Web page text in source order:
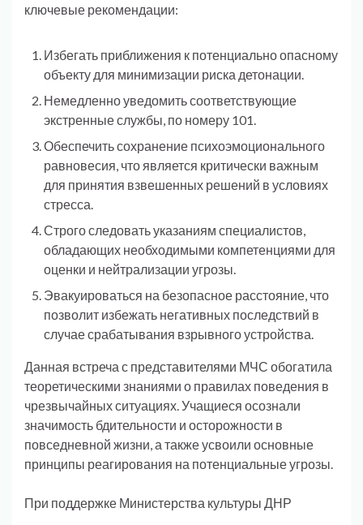
ключевые рекомендации:
Избегать приближения к потенциально опасному
объекту для минимизации риска детонации.
Немедленно уведомить соответствующие
экстренные службы, по номеру 101.
Обеспечить сохранение психоэмоционального
равновесия, что является критически важным
для принятия взвешенных решений в условиях
стресса.
Строго следовать указаниям специалистов,
обладающих необходимыми компетенциями для
оценки и нейтрализации угрозы.
Эвакуироваться на безопасное расстояние, что
позволит избежать негативных последствий в
случае срабатывания взрывного устройства.
Данная встреча с представителями МЧС обогатила
теоретическими знаниями о правилах поведения в
чрезвычайных ситуациях. Учащиеся осознали
значимость бдительности и осторожности в
повседневной жизни, а также усвоили основные
принципы реагирования на потенциальные угрозы.
При поддержке Министерства культуры ДНР